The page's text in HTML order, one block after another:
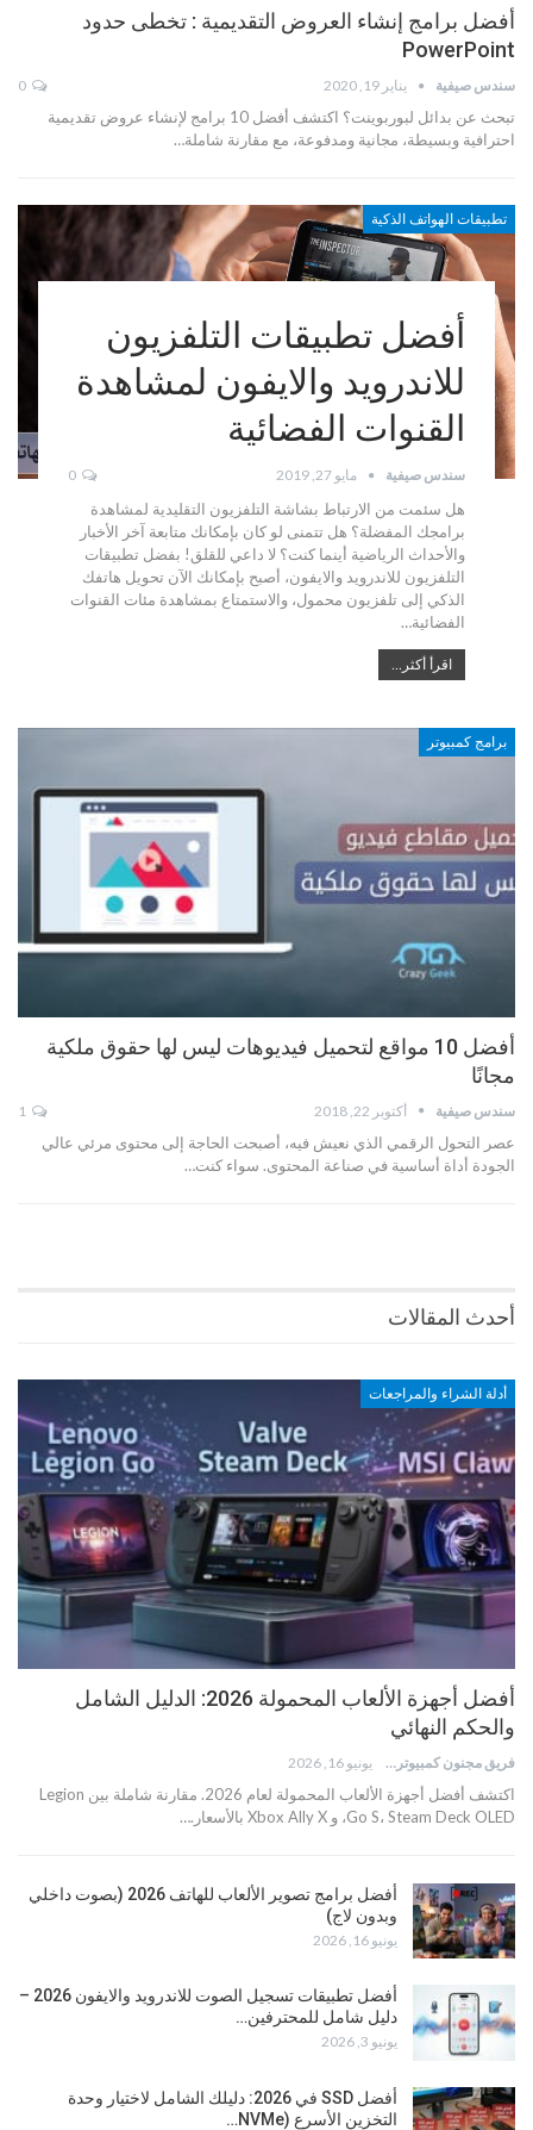
أفضل برامج إنشاء العروض التقديمية : تخطى حدود
PowerPoint
سندس صيفية يناير 19, 2020
تبحث عن بدائل لبوربوينت؟ اكتشف أفضل 10 برامج لإنشاء عروض تقديمية
احترافية وبسيطة، مجانية ومدفوعة، مع مقارنة شاملة…
تطبيقات الهواتف الذكية
أفضل تطبيقات التلفزيون
للاندرويد والايفون لمشاهدة
القنوات الفضائية
سندس صيفية مايو 27, 2019 0
هل سئمت من الارتباط بشاشة التلفزيون التقليدية لمشاهدة
برامجك المفضلة؟ هل تتمنى لو كان بإمكانك متابعة آخر الأخبار
والأحداث الرياضية أينما كنت؟ لا داعي للقلق! بفضل تطبيقات
التلفزيون للاندرويد والايفون، أصبح بإمكانك الآن تحويل هاتفك
الذكي إلى تلفزيون محمول، والاستمتاع بمشاهدة مئات القنوات
الفضائية…
اقرأ أكثر...
برامج كمبيوتر
أفضل 10 مواقع لتحميل فيديوهات ليس لها حقوق ملكية
مجانًا
سندس صيفية أكتوبر 22, 2018
عصر التحول الرقمي الذي نعيش فيه، أصبحت الحاجة إلى محتوى مرئي عالي
الجودة أداة أساسية في صناعة المحتوى. سواء كنت…
أحدث المقالات
أدلة الشراء والمراجعات
أفضل أجهزة الألعاب المحمولة 2026: الدليل الشامل
والحكم النهائي
فريق مجنون كمبيوتر يونيو 16, 2026
اكتشف أفضل أجهزة الألعاب المحمولة لعام 2026. مقارنة شاملة بين Legion
Go S، Steam Deck OLED، و Xbox Ally X بالأسعار.…
أفضل برامج تصوير الألعاب للهاتف 2026 (بصوت داخلي
وبدون لاج)
يونيو 16, 2026
أفضل تطبيقات تسجيل الصوت للاندرويد والايفون 2026 –
دليل شامل للمحترفين…
يونيو 3, 2026
أفضل SSD في 2026: دليلك الشامل لاختيار وحدة
التخزين الأسرع (NVMe…